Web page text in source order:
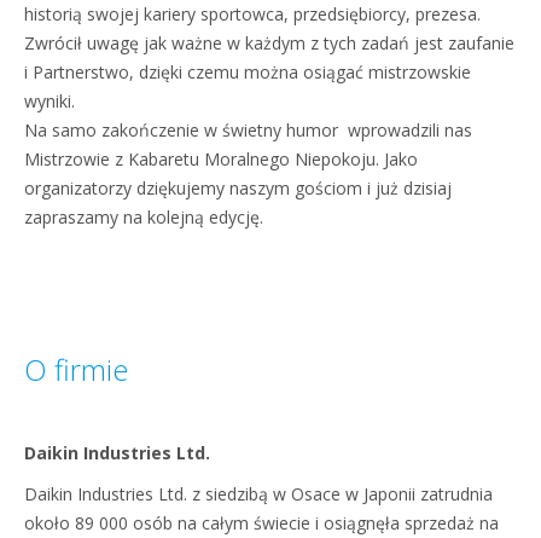
historią swojej kariery sportowca, przedsiębiorcy, prezesa.
Zwrócił uwagę jak ważne w każdym z tych zadań jest zaufanie
i Partnerstwo, dzięki czemu można osiągać mistrzowskie
wyniki.
Na samo zakończenie w świetny humor wprowadzili nas
Mistrzowie z Kabaretu Moralnego Niepokoju. Jako
organizatorzy dziękujemy naszym gościom i już dzisiaj
zapraszamy na kolejną edycję.
O firmie
Daikin Industries Ltd.
Daikin Industries Ltd. z siedzibą w Osace w Japonii zatrudnia
około 89 000 osób na całym świecie i osiągnęła sprzedaż na